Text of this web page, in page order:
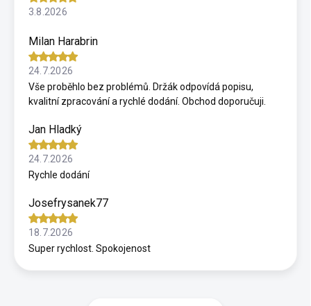
3.8.2026
Milan Harabrin
24.7.2026
Vše proběhlo bez problémů. Držák odpovídá popisu,
kvalitní zpracování a rychlé dodání. Obchod doporučuji.
Jan Hladký
24.7.2026
Rychle dodání
Josefrysanek77
18.7.2026
Super rychlost. Spokojenost